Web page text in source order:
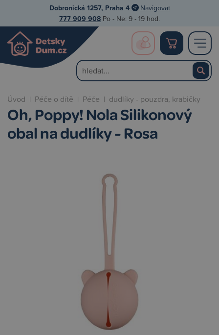
Dobronická 1257, Praha 4 Navigovat
777 909 908 Po - Ne: 9 - 19 hod.
Úvod | Péče o dítě | Péče | dudlíky - pouzdra, krabičky
Oh, Poppy! Nola Silikonový
obal na dudlíky - Rosa